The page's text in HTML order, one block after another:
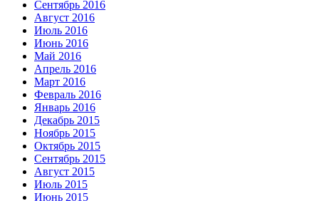
Сентябрь 2016
Август 2016
Июль 2016
Июнь 2016
Май 2016
Апрель 2016
Март 2016
Февраль 2016
Январь 2016
Декабрь 2015
Ноябрь 2015
Октябрь 2015
Сентябрь 2015
Август 2015
Июль 2015
Июнь 2015